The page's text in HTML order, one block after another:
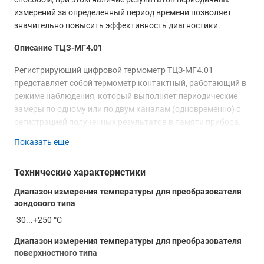
измерений за определенный период времени позволяет
значительно повысить эффективность диагностики.
Описание ТЦЗ-МГ4.01
Регистрирующий цифровой термометр ТЦЗ-МГ4.01
представляет собой термометр контактный, работающий в
режиме наблюдения, который выполняет периодические
замеры по одному или по двум каналам (одновременно) с
регистрацией полученных результатов в памяти прибора.
данные из памяти прибора могут импортироваться на
соответствующее программное обеспечение поставляются
по отдельному заказу).
Настраиваемые параметры
периодичность замеров (от 1 минуты до 1 часа) и время
наблюдения (от 1 часа до 1 суток). В памяти прибора могут
Показать еще
Технические характеристики
Диапазон измерения температуры для преобразователя
зондового типа
-30...+250 °С
Диапазон измерения температуры для преобразователя
поверхностного типа